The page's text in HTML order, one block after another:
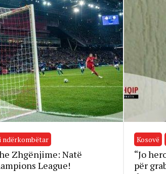
ndërkombëtar
Zhgënjime: Natë
League!
Kosovë
“Jo
për